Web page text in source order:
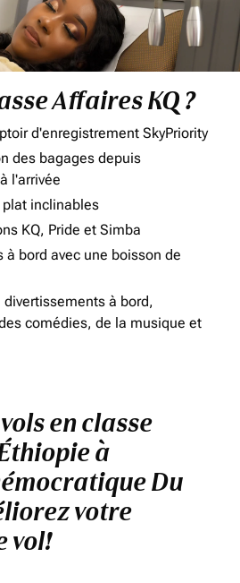
Affaires KQ ?
d'enregistrement SkyPriority
des bagages depuis
l'arrivée
inclinables
KQ, Pride et Simba
à bord avec une boisson de
à bord,
comédies, de la musique et
en classe
à
Du
votre
vol!